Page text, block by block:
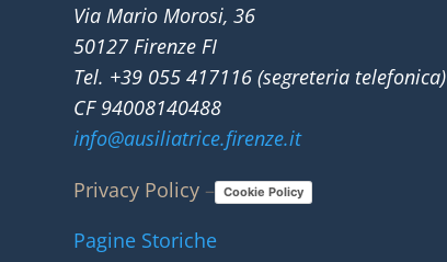
Via Mario Morosi, 36
50127 Firenze FI
Tel. +39 055 417116 (segreteria telefonica)
CF 94008140488
info@ausiliatrice.firenze.it
Privacy Policy – Cookie Policy
Pagine Storiche